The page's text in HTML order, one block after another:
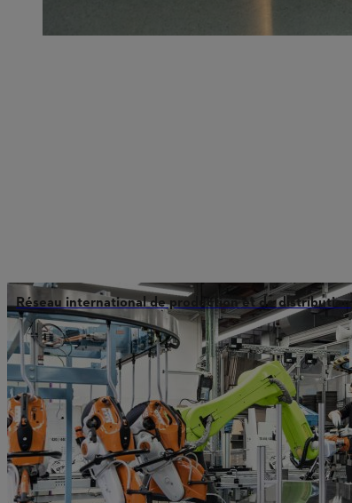
Réseau international de production et de distribution